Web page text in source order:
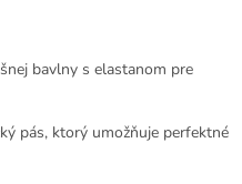
bavlny s elastanom pre
pás, ktorý umožňuje perfektné